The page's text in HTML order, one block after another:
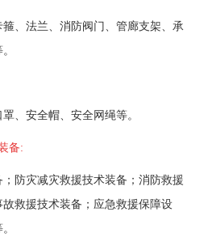
、法兰、消防阀门、管廊支架、承
、安全帽、安全网绳等。
备:
防灾减灾救援技术装备；消防救援
救援技术装备；应急救援保障设